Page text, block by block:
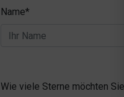
Name*
Wie viele Sterne möchten Sie